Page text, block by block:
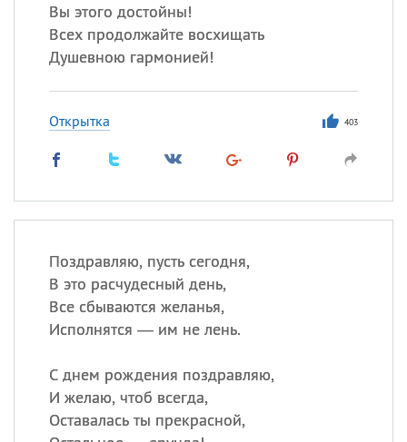
Вы этого достойны!
Всех продолжайте восхищать
Душевною гармонией!
Открытка 403
Поздравляю, пусть сегодня,
В это расчудесный день,
Все сбываются желанья,
Исполнятся — им не лень.
С днем рождения поздравляю,
И желаю, чтоб всегда,
Оставалась ты прекрасной,